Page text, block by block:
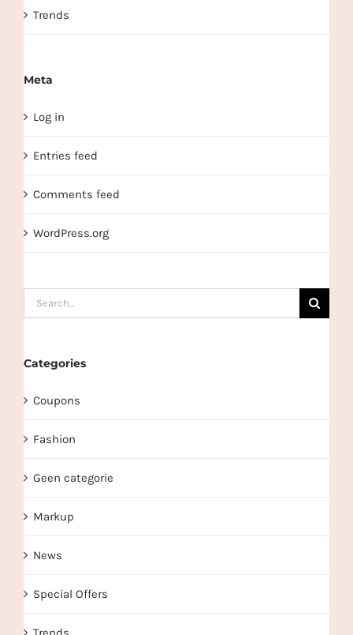
Trends
Meta
Log in
Entries feed
Comments feed
WordPress.org
Search
for:
Categories
Coupons
Fashion
Geen categorie
Markup
News
Special Offers